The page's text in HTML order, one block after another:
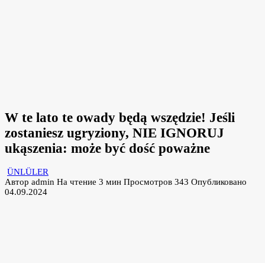
W te lato te owady będą wszędzie! Jeśli
zostaniesz ugryziony, NIE IGNORUJ
ukąszenia: może być dość poważne
ÜNLÜLER
Автор admin На чтение 3 мин Просмотров 343 Опубликовано
04.09.2024